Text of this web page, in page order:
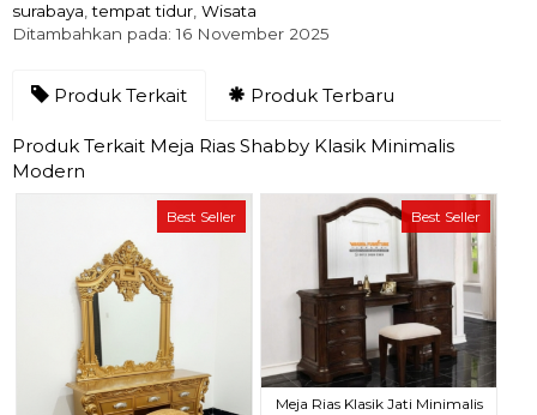
surabaya ,tempat tidur Wisata
Ditambahkan pada: 16 November 2025
Produk Terkait Produk Terbaru
Produk Terkait Meja Rias Shabby Klasik Minimalis
Modern
Best Seller Best Seller
Meja Rias Klasik Jati Minimalis